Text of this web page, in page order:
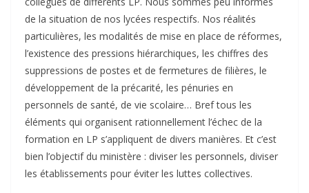
de la situation de nos lycées respectifs. Nos réalités
particulières, les modalités de mise en place de réformes,
l’existence des pressions hiérarchiques, les chiffres des
suppressions de postes et de fermetures de filières, le
développement de la précarité, les pénuries en
personnels de santé, de vie scolaire… Bref tous les
éléments qui organisent rationnellement l’échec de la
formation en LP s’appliquent de divers manières. Et c’est
bien l’objectif du ministère : diviser les personnels, diviser
les établissements pour éviter les luttes collectives.